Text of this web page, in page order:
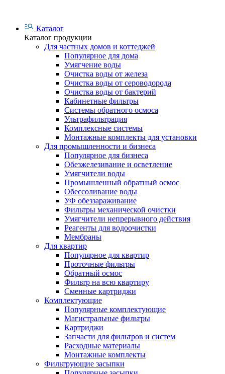
Каталог
Каталог продукции
Для частных домов и коттеджей
Популярное для дома
Умягчение воды
Очистка воды от железа
Очистка воды от сероводорода
Очистка воды от бактерий
Кабинетные фильтры
Системы обратного осмоса
Ультрафильтрация
Комплексные системы
Монтажные комплекты для установки
Для промышленности и бизнеса
Популярное для бизнеса
Обезжелезивание и осветление
Умягчители воды
Промышленный обратный осмос
Обессоливание воды
УФ обеззараживание
Фильтры механической очистки
Умягчители непрерывного действия
Реагенты для водоочистки
Мембраны
Для квартир
Популярное для квартир
Проточные фильтры
Обратный осмос
Фильтр на всю квартиру
Сменные картриджи
Комплектующие
Популярные комплектующие
Магистральные фильтры
Картриджи
Запчасти для фильтров и систем
Расходные материалы
Монтажные комплекты
Фильтрующие засыпки